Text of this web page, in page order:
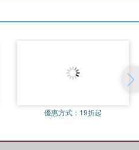
優惠方式： 19折起